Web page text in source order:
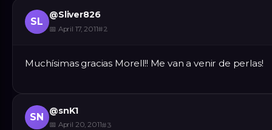
SL
@Sliver826
📅 April 17, 2011#2
Muchísimas gracias Morell!! Me van a venir de perlas!
SN
@snK1
📅 April 20, 2011#3